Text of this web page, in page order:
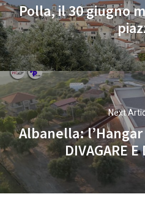
Polla, il 30 giugno
Next
Albanella:
DIVAGARE E